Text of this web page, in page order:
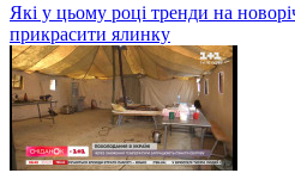
Які у цьому році тренди на
прикрасити ялинку